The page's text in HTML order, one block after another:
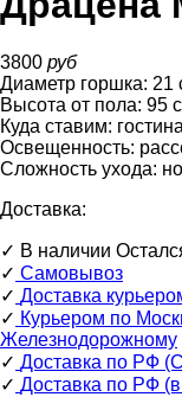
3800 руб
Диаметр горшка: 21
Высота от пола: 95
Куда ставим:
Освещенность:
Сложность ухода:
Доставка:
✓ В наличии
✓ Самовывоз
✓ Доставка
✓ Курьером по
Железнодорожному
✓ Доставка по РФ
✓ Доставка по РФ